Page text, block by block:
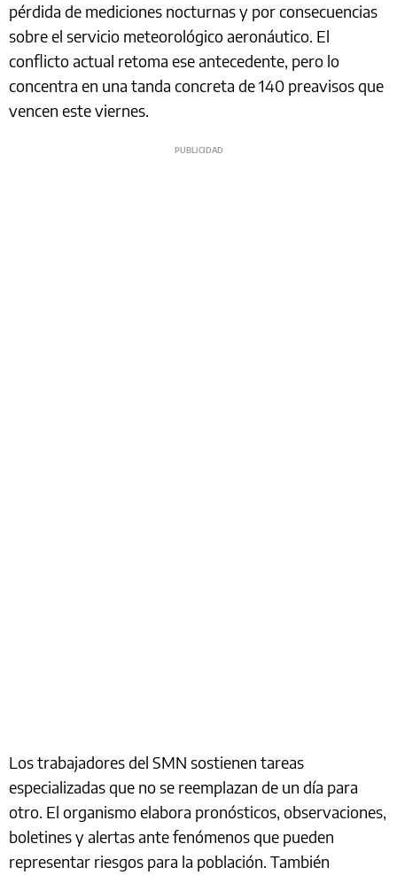
pérdida de mediciones nocturnas y por consecuencias
sobre el servicio meteorológico aeronáutico. El
conflicto actual retoma ese antecedente, pero lo
concentra en una tanda concreta de 140 preavisos que
vencen este viernes.
Los trabajadores del SMN sostienen tareas
especializadas que no se reemplazan de un día para
otro. El organismo elabora pronósticos, observaciones,
boletines y alertas ante fenómenos que pueden
representar riesgos para la población. También